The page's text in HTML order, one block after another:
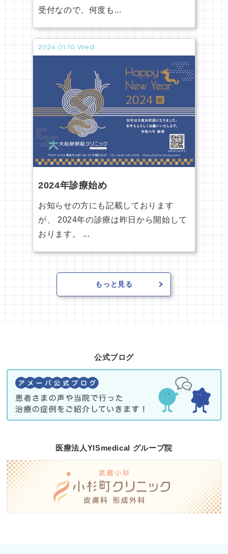
受付なので、何度も...
2024.01.10 Wed
2024年診療始め
お知らせの方にも記載しております
が、 2024年の診療は昨日から開始して
おります。 ...
もっと見る
公式ブログ
医療法人YISmedical グループ院